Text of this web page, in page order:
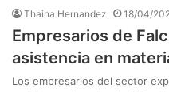
Thaina Hernandez 18/04/
Empresarios de
asistencia en
Los empresarios del sector